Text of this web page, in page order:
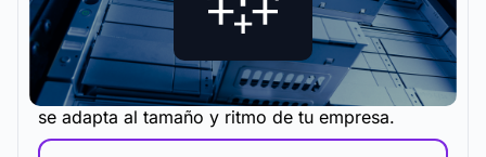
La metodología y plataforma de formación que
se adapta al tamaño y ritmo de tu empresa.